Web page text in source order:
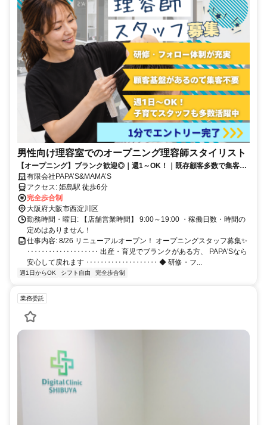
男性向け理容室でのオープニング理容師スタイリスト
【オープニング】ブランク歓迎◎｜週1～OK！｜既存顧客多数で集客不
要｜カットが出来なくても大丈夫｜チーム平均歩合率53％
有限会社PAPA’S&MAMA’S
アクセス: 姫島駅 徒歩6分
完全歩合制
大阪府大阪市西淀川区
勤務時間・曜日: 【店舗営業時間】 9:00～19:00 ・稼働日数・時間の
定めはありません！
仕事内容: 8/26 リニューアルオープン！ オープニングスタッフ募集✨
‥‥‥‥‥‥‥‥‥‥ 出産・育児でブランクがある方、 PAPA'Sなら
安心して戻れます ‥‥‥‥‥‥‥‥‥‥ ◆ 研修・フ...
週1日からOK シフト自由 完全歩合制
業務委託